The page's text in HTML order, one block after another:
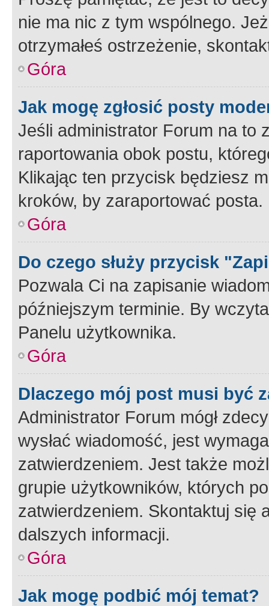
nie ma nic z tym wspólnego.
otrzymałeś ostrzeżenie,
Góra
Jak mogę zgłosić posty
Jeśli administrator Forum na to
raportowania obok postu,
Klikając ten przycisk będziesz
kroków, by zaraportować posta.
Góra
Do czego służy przycisk
Pozwala Ci na zapisanie
późniejszym terminie. By
Panelu użytkownika.
Góra
Dlaczego mój post musi być
Administrator Forum mógł
wysłać wiadomość, jest
zatwierdzeniem. Jest także
grupie użytkowników, których
zatwierdzeniem. Skontaktuj się
dalszych informacji.
Góra
Jak mogę podbić mój temat?